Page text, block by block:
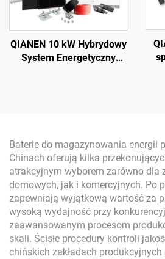
QIANEN 10 kW Hybrydowy
System Energetyczny
Baterie do magazynowania energii
Chinach oferują kilka
atrakcyjnym wyborem zarówno dla
domowych, jak i komercyjnych. Po
zapewniają wyjątkową wartość za
wysoką wydajność przy
zaawansowanym procesom
skali. Ścisłe procedury kontroli
chińskich zakładach